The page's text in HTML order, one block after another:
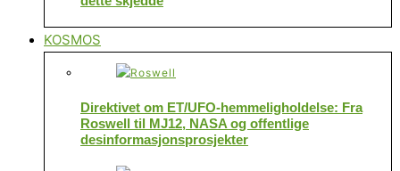
KOSMOS
Direktivet om ET/UFO-hemmeligholdelse: Fra
Roswell til MJ12, NASA og offentlige
desinformasjonsprosjekter